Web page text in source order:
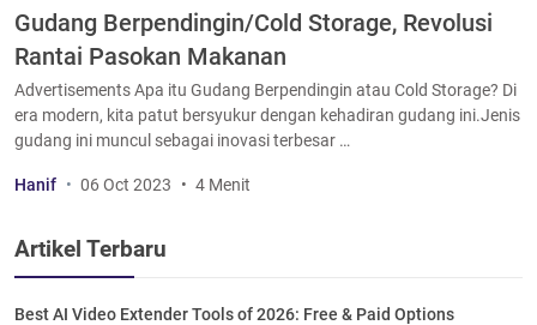
Gudang Berpendingin/Cold Storage, Revolusi
Rantai Pasokan Makanan
Advertisements Apa itu Gudang Berpendingin atau Cold Storage? Di
era modern, kita patut bersyukur dengan kehadiran gudang ini.Jenis
gudang ini muncul sebagai inovasi terbesar …
Hanif 06 Oct 2023 4 Menit
Artikel Terbaru
Best AI Video Extender Tools of 2026: Free & Paid Options